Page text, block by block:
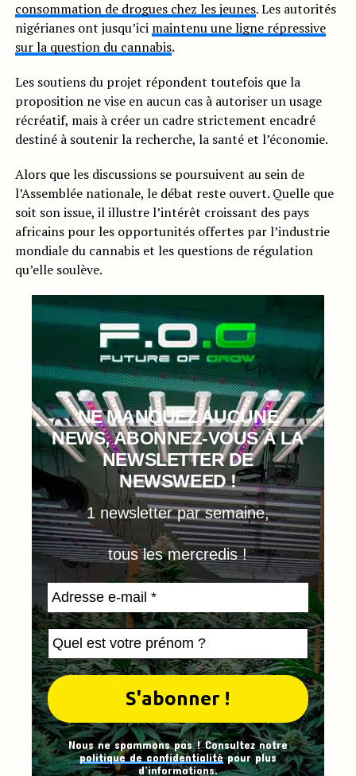
consommation de drogues chez les jeunes. Les autorités
nigérianes ont jusqu’ici maintenu une ligne répressive
sur la question du cannabis.
Les soutiens du projet répondent toutefois que la
proposition ne vise en aucun cas à autoriser un usage
récréatif, mais à créer un cadre strictement encadré
destiné à soutenir la recherche, la santé et l’économie.
Alors que les discussions se poursuivent au sein de
l’Assemblée nationale, le débat reste ouvert. Quelle que
soit son issue, il illustre l’intérêt croissant des pays
africains pour les opportunités offertes par l’industrie
mondiale du cannabis et les questions de régulation
qu’elle soulève.
NE MANQUEZ AUCUNE
NEWS, ABONNEZ-VOUS À LA
NEWSLETTER DE
NEWSWEED !
1 newsletter par semaine,
tous les mercredis !
Nous ne spammons pas ! Consultez notre
politique de confidentialitépour plus
d’informations.